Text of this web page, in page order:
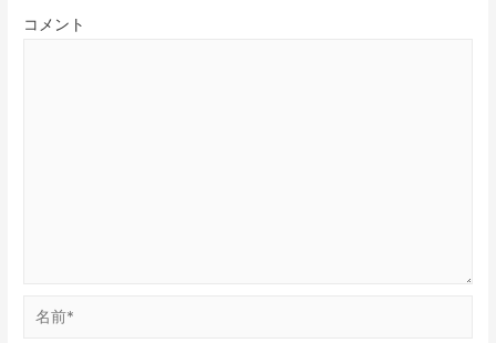
コメント